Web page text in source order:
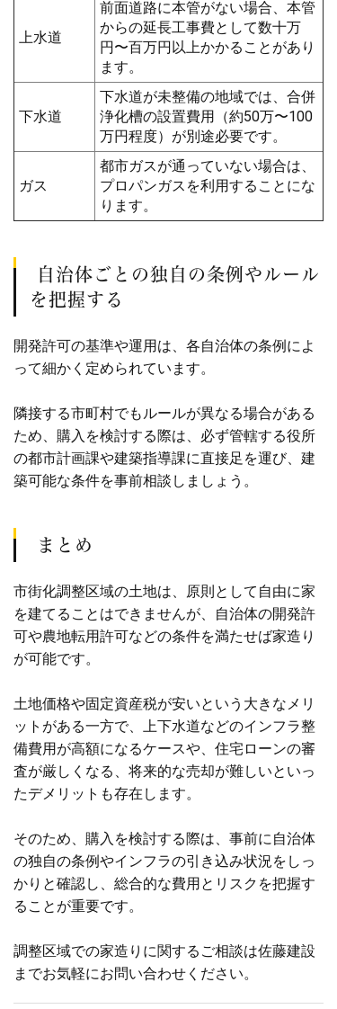
上水道
前面道路に本管がない場合、本管
からの延長工事費として数十万
円〜百万円以上かかることがあり
ます。
下水道
下水道が未整備の地域では、合併
浄化槽の設置費用（約50万〜100
万円程度）が別途必要です。
ガス
都市ガスが通っていない場合は、
プロパンガスを利用することにな
ります。
自治体ごとの独自の条例やルール
を把握する
開発許可の基準や運用は、各自治体の条例によ
って細かく定められています。
隣接する市町村でもルールが異なる場合がある
ため、購入を検討する際は、必ず管轄する役所
の都市計画課や建築指導課に直接足を運び、建
築可能な条件を事前相談しましょう。
まとめ
市街化調整区域の土地は、原則として自由に家
を建てることはできませんが、自治体の開発許
可や農地転用許可などの条件を満たせば家造り
が可能です。
土地価格や固定資産税が安いという大きなメリ
ットがある一方で、上下水道などのインフラ整
備費用が高額になるケースや、住宅ローンの審
査が厳しくなる、将来的な売却が難しいといっ
たデメリットも存在します。
そのため、購入を検討する際は、事前に自治体
の独自の条例やインフラの引き込み状況をしっ
かりと確認し、総合的な費用とリスクを把握す
ることが重要です。
調整区域での家造りに関するご相談は佐藤建設
までお気軽にお問い合わせください。